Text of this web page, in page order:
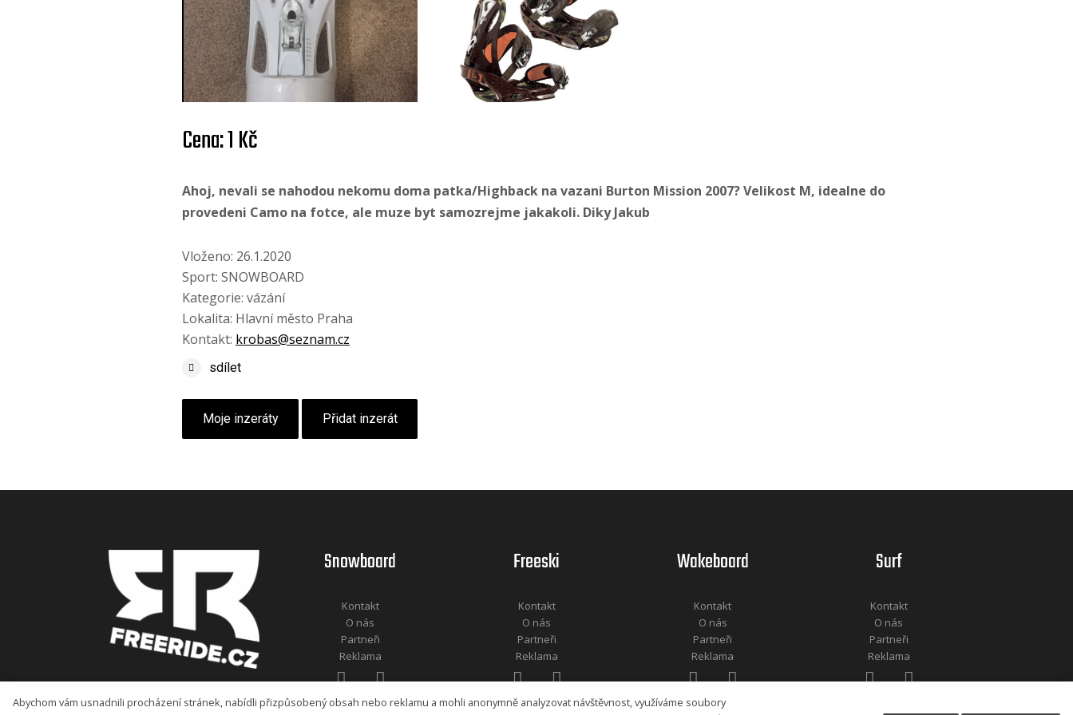
Cena: 1 Kč
Ahoj, nevali se nahodou nekomu doma patka/Highback na vazani Burton Mission 2007? Velikost M, idealne do
provedeni Camo na fotce, ale muze byt samozrejme jakakoli. Diky Jakub
Vloženo: 26.1.2020
Sport: SNOWBOARD
Kategorie: vázání
Lokalita: Hlavní město Praha
Kontakt: krobas@seznam.cz
sdílet
Moje inzeráty Přidat inzerát
Snowboard
Kontakt
O nás
Partneři
Reklama
Freeski
Kontakt
O nás
Partneři
Reklama
Wakeboard
Kontakt
O nás
Partneři
Reklama
Surf
Kontakt
O nás
Partneři
Reklama
Abychom vám usnadnili procházení stránek, nabídli přizpůsobený obsah nebo reklamu a mohli anonymně analyzovat návštěvnost, využíváme soubory